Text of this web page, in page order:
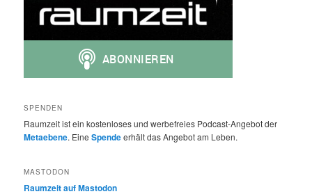
SPENDEN
Raumzeit ist ein kostenloses und werbefreies Podcast-Angebot der
Metaebene. EineSpendeerhält das Angebot am Leben.
MASTODON
Raumzeit auf Mastodon